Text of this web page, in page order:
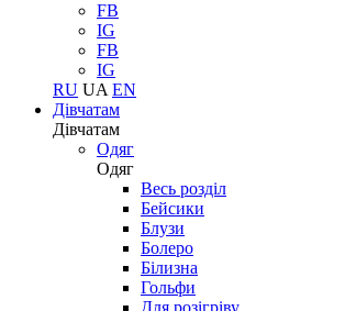
FB
IG
FB
IG
RU UA EN
Дівчатам
Дівчатам
Одяг
Одяг
Весь розділ
Бейсики
Блузи
Болеро
Білизна
Гольфи
Для розігріву